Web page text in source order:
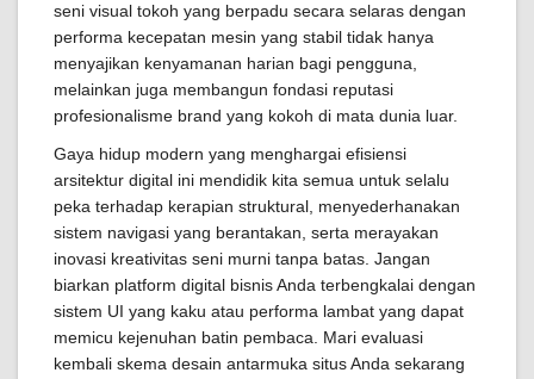
seni visual tokoh yang berpadu secara selaras dengan
performa kecepatan mesin yang stabil tidak hanya
menyajikan kenyamanan harian bagi pengguna,
melainkan juga membangun fondasi reputasi
profesionalisme brand yang kokoh di mata dunia luar.
Gaya hidup modern yang menghargai efisiensi
arsitektur digital ini mendidik kita semua untuk selalu
peka terhadap kerapian struktural, menyederhanakan
sistem navigasi yang berantakan, serta merayakan
inovasi kreativitas seni murni tanpa batas. Jangan
biarkan platform digital bisnis Anda terbengkalai dengan
sistem UI yang kaku atau performa lambat yang dapat
memicu kejenuhan batin pembaca. Mari evaluasi
kembali skema desain antarmuka situs Anda sekarang